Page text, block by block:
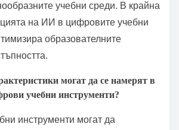
учебни среди. В крайна
на ИИ в цифровите учебни
образователните
могат да се намерят в
учебни инструменти?
инструменти могат да